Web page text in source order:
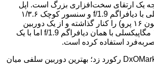
یک ارتقای سخت‌افزاری بزرگ است. اپل
دوربین ۱۲ مگاپیکسلی با دیافراگم f/1.9 و سنسور کوچک ۱/۳.۶
اینچی (موجود در آیفون ۱۶ پرو) را کنار گذاشته و از یک دوربین
جلوی کاملاً جدید ۱۸ مگاپیکسلی با همان دیافراگم f/1.9 اما با یک
استفاده کرده است.